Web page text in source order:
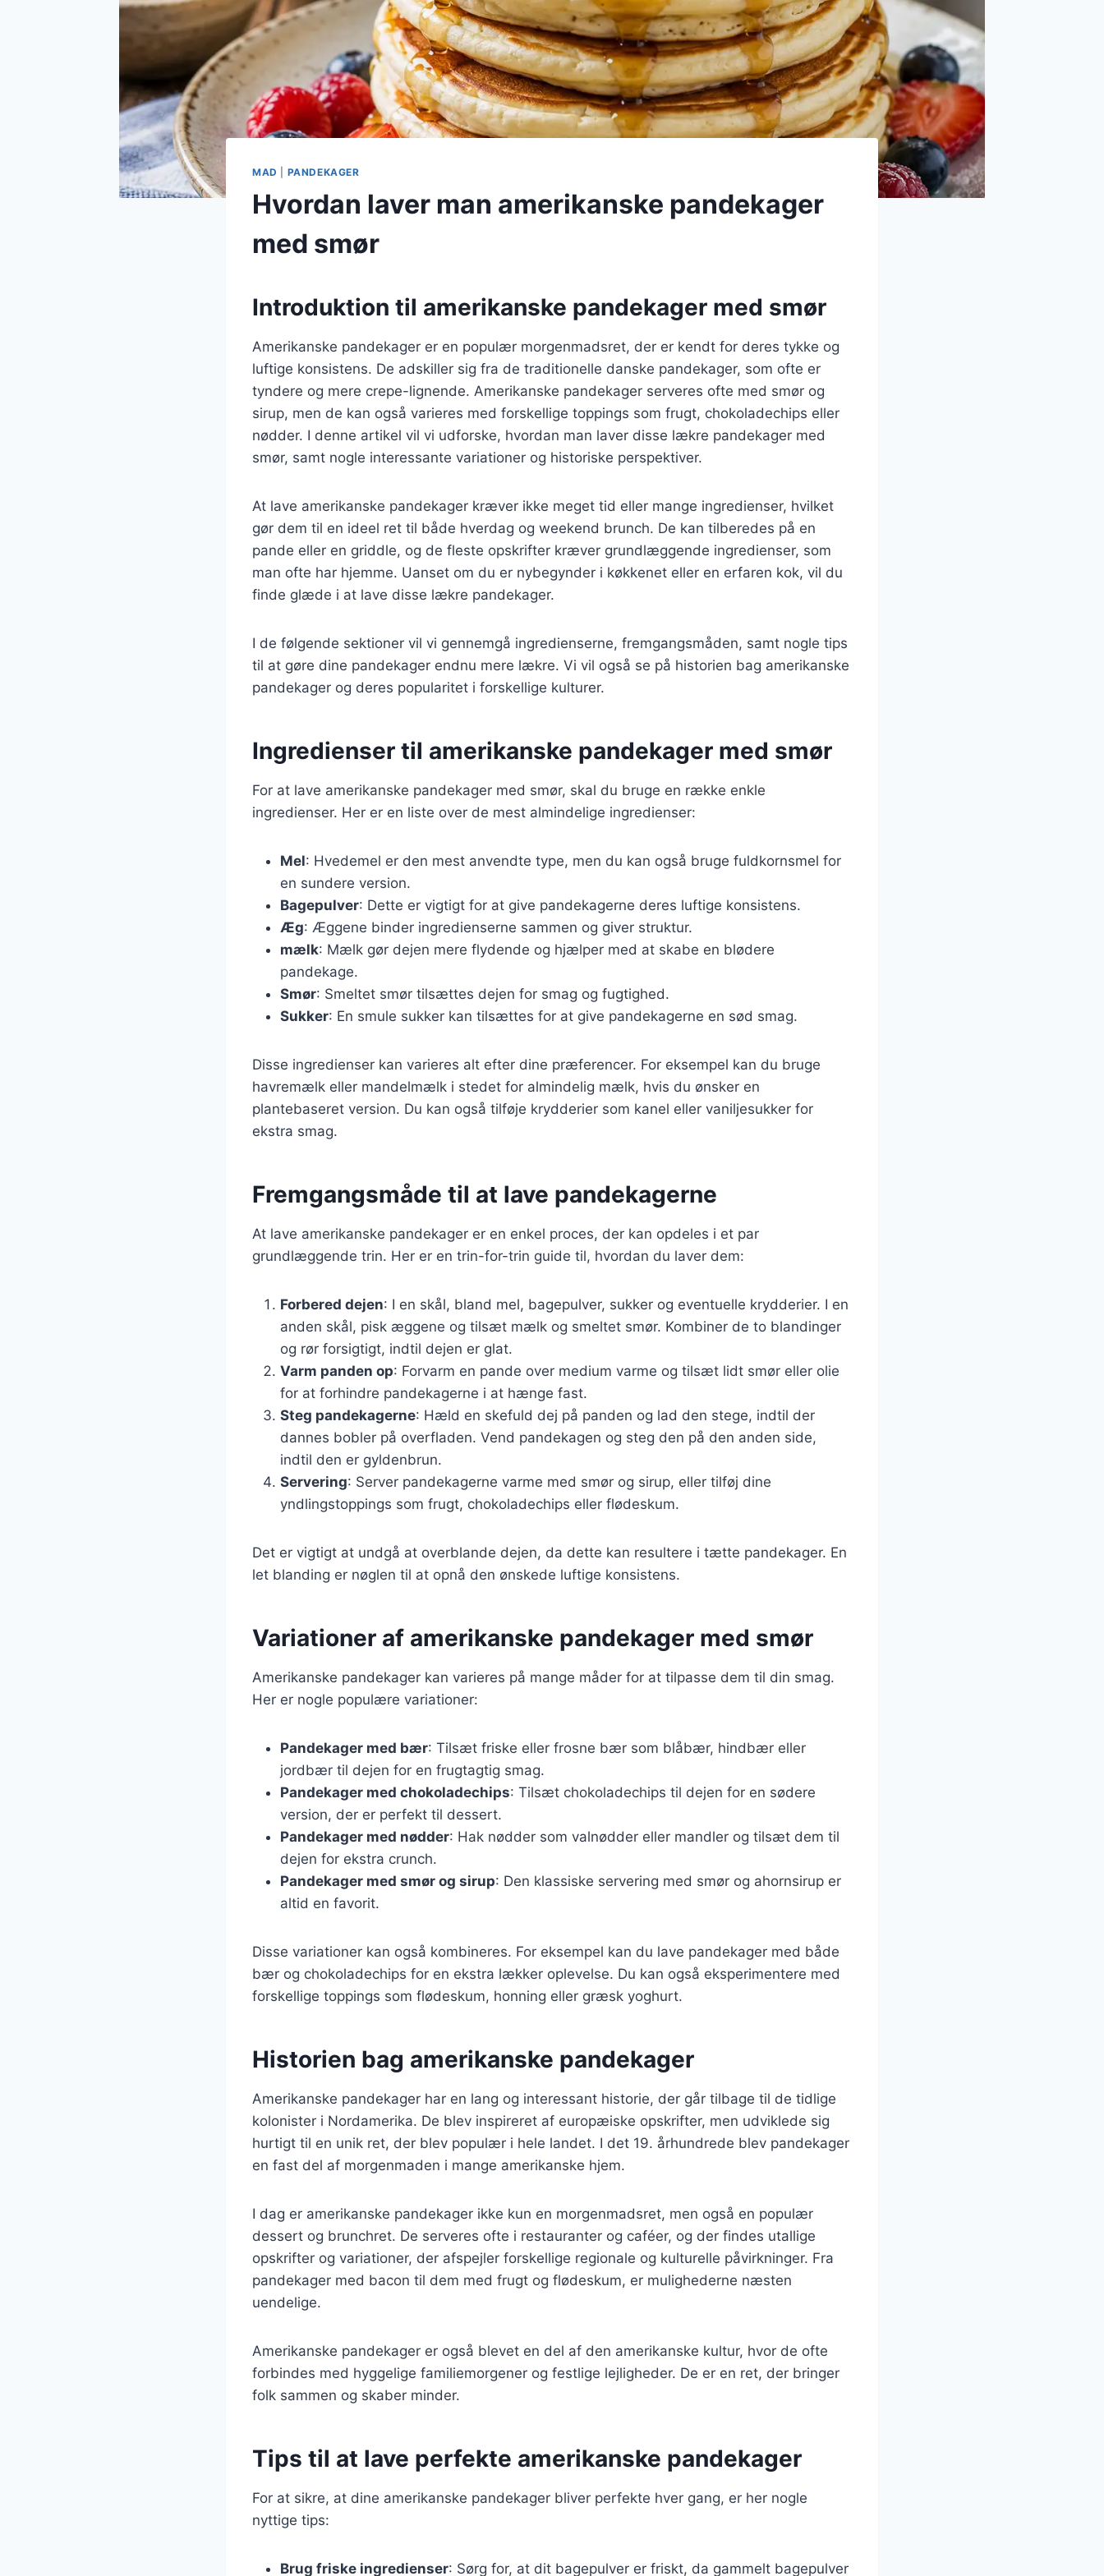
MAD PANDEKAGER
Hvordan laver man amerikanske pandekager
med smør
Introduktion til amerikanske pandekager med smør
Amerikanske pandekager er en populær morgenmadsret, der er kendt for deres tykke og
luftige konsistens. De adskiller sig fra de traditionelle danske pandekager, som ofte er
tyndere og mere crepe-lignende. Amerikanske pandekager serveres ofte med smør og
sirup, men de kan også varieres med forskellige toppings som frugt, chokoladechips eller
nødder. I denne artikel vil vi udforske, hvordan man laver disse lækre pandekager med
smør, samt nogle interessante variationer og historiske perspektiver.
At lave amerikanske pandekager kræver ikke meget tid eller mange ingredienser, hvilket
gør dem til en ideel ret til både hverdag og weekend brunch. De kan tilberedes på en
pande eller en griddle, og de fleste opskrifter kræver grundlæggende ingredienser, som
man ofte har hjemme. Uanset om du er nybegynder i køkkenet eller en erfaren kok, vil du
finde glæde i at lave disse lækre pandekager.
I de følgende sektioner vil vi gennemgå ingredienserne, fremgangsmåden, samt nogle tips
til at gøre dine pandekager endnu mere lækre. Vi vil også se på historien bag amerikanske
pandekager og deres popularitet i forskellige kulturer.
Ingredienser til amerikanske pandekager med smør
For at lave amerikanske pandekager med smør, skal du bruge en række enkle
ingredienser. Her er en liste over de mest almindelige ingredienser:
Mel: Hvedemel er den mest anvendte type, men du kan også bruge fuldkornsmel for
en sundere version.
Bagepulver: Dette er vigtigt for at give pandekagerne deres luftige konsistens.
Æg: Æggene binder ingredienserne sammen og giver struktur.
mælk: Mælk gør dejen mere flydende og hjælper med at skabe en blødere
pandekage.
Smør: Smeltet smør tilsættes dejen for smag og fugtighed.
Sukker: En smule sukker kan tilsættes for at give pandekagerne en sød smag.
Disse ingredienser kan varieres alt efter dine præferencer. For eksempel kan du bruge
havremælk eller mandelmælk i stedet for almindelig mælk, hvis du ønsker en
plantebaseret version. Du kan også tilføje krydderier som kanel eller vaniljesukker for
ekstra smag.
Fremgangsmåde til at lave pandekagerne
At lave amerikanske pandekager er en enkel proces, der kan opdeles i et par
grundlæggende trin. Her er en trin-for-trin guide til, hvordan du laver dem:
Forbered dejen: I en skål, bland mel, bagepulver, sukker og eventuelle krydderier. I en
anden skål, pisk æggene og tilsæt mælk og smeltet smør. Kombiner de to blandinger
og rør forsigtigt, indtil dejen er glat.
Varm panden op: Forvarm en pande over medium varme og tilsæt lidt smør eller olie
for at forhindre pandekagerne i at hænge fast.
Steg pandekagerne: Hæld en skefuld dej på panden og lad den stege, indtil der
dannes bobler på overfladen. Vend pandekagen og steg den på den anden side,
indtil den er gyldenbrun.
Servering: Server pandekagerne varme med smør og sirup, eller tilføj dine
yndlingstoppings som frugt, chokoladechips eller flødeskum.
Det er vigtigt at undgå at overblande dejen, da dette kan resultere i tætte pandekager. En
let blanding er nøglen til at opnå den ønskede luftige konsistens.
Variationer af amerikanske pandekager med smør
Amerikanske pandekager kan varieres på mange måder for at tilpasse dem til din smag.
Her er nogle populære variationer:
Pandekager med bær: Tilsæt friske eller frosne bær som blåbær, hindbær eller
jordbær til dejen for en frugtagtig smag.
Pandekager med chokoladechips: Tilsæt chokoladechips til dejen for en sødere
version, der er perfekt til dessert.
Pandekager med nødder: Hak nødder som valnødder eller mandler og tilsæt dem til
dejen for ekstra crunch.
Pandekager med smør og sirup: Den klassiske servering med smør og ahornsirup er
altid en favorit.
Disse variationer kan også kombineres. For eksempel kan du lave pandekager med både
bær og chokoladechips for en ekstra lækker oplevelse. Du kan også eksperimentere med
forskellige toppings som flødeskum, honning eller græsk yoghurt.
Historien bag amerikanske pandekager
Amerikanske pandekager har en lang og interessant historie, der går tilbage til de tidlige
kolonister i Nordamerika. De blev inspireret af europæiske opskrifter, men udviklede sig
hurtigt til en unik ret, der blev populær i hele landet. I det 19. århundrede blev pandekager
en fast del af morgenmaden i mange amerikanske hjem.
I dag er amerikanske pandekager ikke kun en morgenmadsret, men også en populær
dessert og brunchret. De serveres ofte i restauranter og caféer, og der findes utallige
opskrifter og variationer, der afspejler forskellige regionale og kulturelle påvirkninger. Fra
pandekager med bacon til dem med frugt og flødeskum, er mulighederne næsten
uendelige.
Amerikanske pandekager er også blevet en del af den amerikanske kultur, hvor de ofte
forbindes med hyggelige familiemorgener og festlige lejligheder. De er en ret, der bringer
folk sammen og skaber minder.
Tips til at lave perfekte amerikanske pandekager
For at sikre, at dine amerikanske pandekager bliver perfekte hver gang, er her nogle
nyttige tips:
Brug friske ingredienser: Sørg for, at dit bagepulver er friskt, da gammelt bagepulver